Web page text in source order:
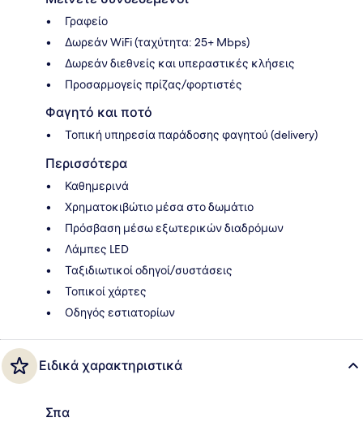
Γραφείο
Δωρεάν WiFi (ταχύτητα: 25+ Mbps)
Δωρεάν διεθνείς και υπεραστικές κλήσεις
Προσαρμογείς πρίζας/φορτιστές
Φαγητό και ποτό
Τοπική υπηρεσία παράδοσης φαγητού (delivery)
Περισσότερα
Καθημερινά
Χρηματοκιβώτιο μέσα στο δωμάτιο
Πρόσβαση μέσω εξωτερικών διαδρόμων
Λάμπες LED
Ταξιδιωτικοί οδηγοί/συστάσεις
Τοπικοί χάρτες
Οδηγός εστιατορίων
Ειδικά χαρακτηριστικά
Σπα